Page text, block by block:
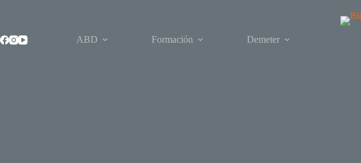
ABD
Formación Demeter